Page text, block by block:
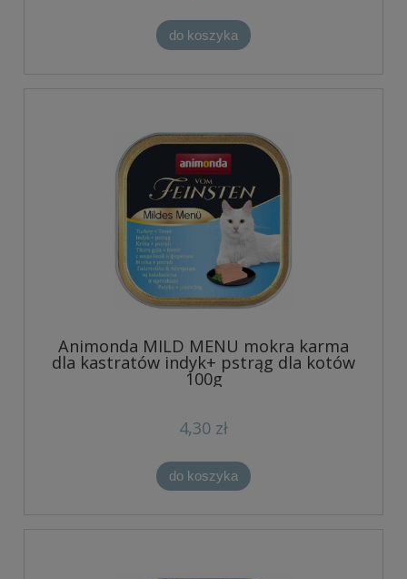
do koszyka
Animonda MILD MENU mokra karma
dla kastratów indyk+ pstrąg dla kotów
100g
4,30 zł
do koszyka